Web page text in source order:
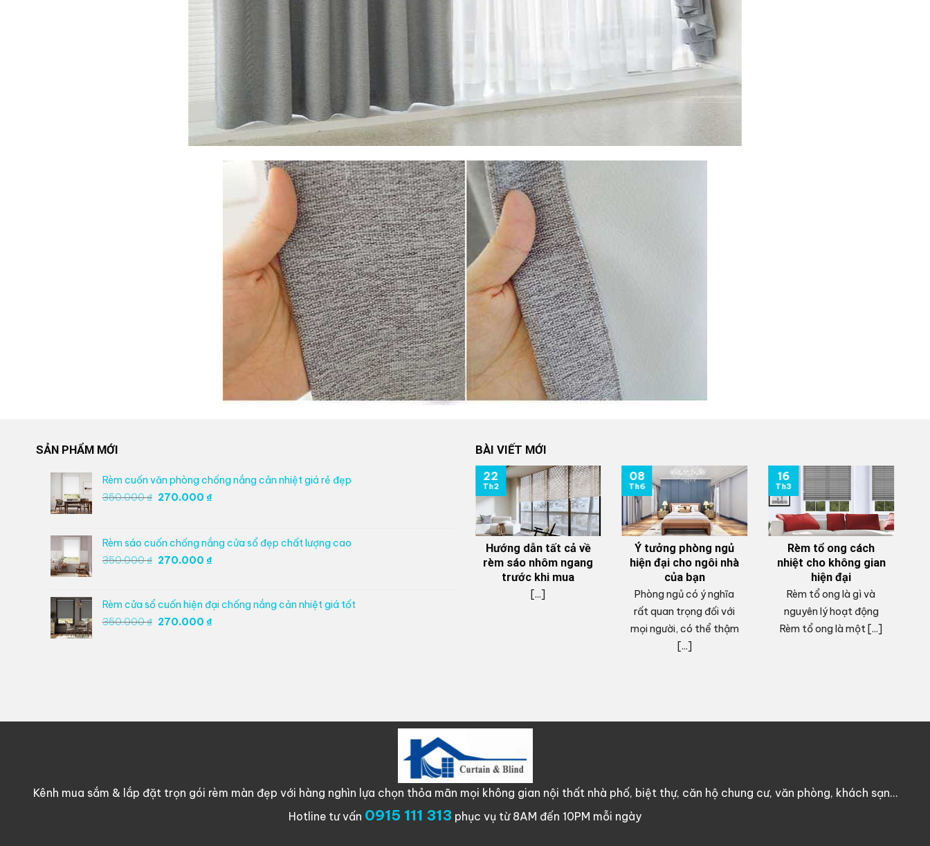
SẢN PHẨM MỚI
Rèm cuốn văn phòng chống nắng cản nhiệt giá rẻ đẹp
350.000₫ Giá
350.000 ₫.
270.000 ₫Giá
là:
270.000 ₫.
Rèm sáo cuốn chống nắng cửa sổ đẹp chất lượng cao
350.000₫ Giá
350.000 ₫.
270.000 ₫Giá
là:
270.000 ₫.
Rèm cửa sổ cuốn hiện đại chống nắng cản nhiệt giá tốt
350.000₫ Giá
270.000 ₫Giá
BÀI VIẾT MỚI
Hướng dẫn tất cả về
rèm sáo nhôm ngang
trước khi mua
[...]
22
Th2
Ý tưởng phòng ngủ
hiện đại cho ngôi nhà
của bạn
Phòng ngủ có ý nghĩa
rất quan trọng đối với
mọi người, có thể thậm
[...]
08
Th6
Rèm tổ ong cách
nhiệt cho không gian
hiện đại
Rèm tổ ong là gì và
nguyên lý hoạt động
Rèm tổ ong là một [...]
16
Th3
Kênh mua sắm & lắp đặt trọn gói rèm màn đẹp với hàng nghìn lựa chọn thỏa mãn mọi không gian nội thất nhà phố, biệt thự, căn hộ chung cư, văn phòng, khách sạn…
Hotline tư vấn 0915 111 313 phục vụ từ 8AM đến 10PM mỗi ngày